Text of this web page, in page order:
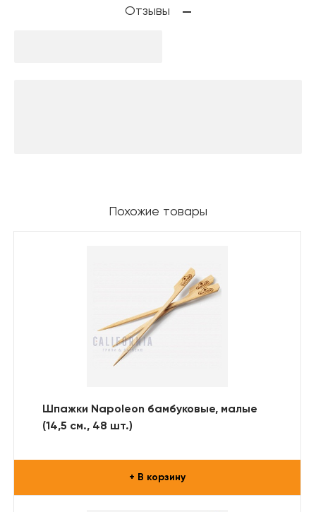
Отзывы
Похожие товары
Шпажки Napoleon бамбуковые, малые
(14,5 см., 48 шт.)
+ В корзину